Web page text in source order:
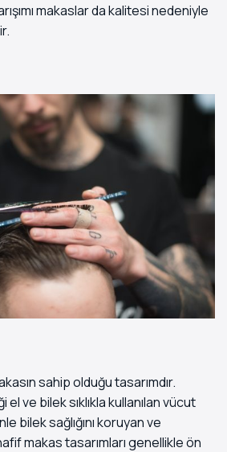
makaslar da kalitesi nedeniyle
sahip olduğu tasarımdır.
ve bilek sıklıkla kullanılan vücut
bilek sağlığını koruyan ve
makas tasarımları genellikle ön